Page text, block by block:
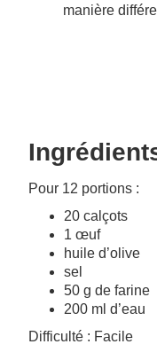
manière
Pour 12 portions :
20 calçots
1 œuf
huile d’olive
sel
50 g de farine
200 ml d’eau
Difficulté : Facile